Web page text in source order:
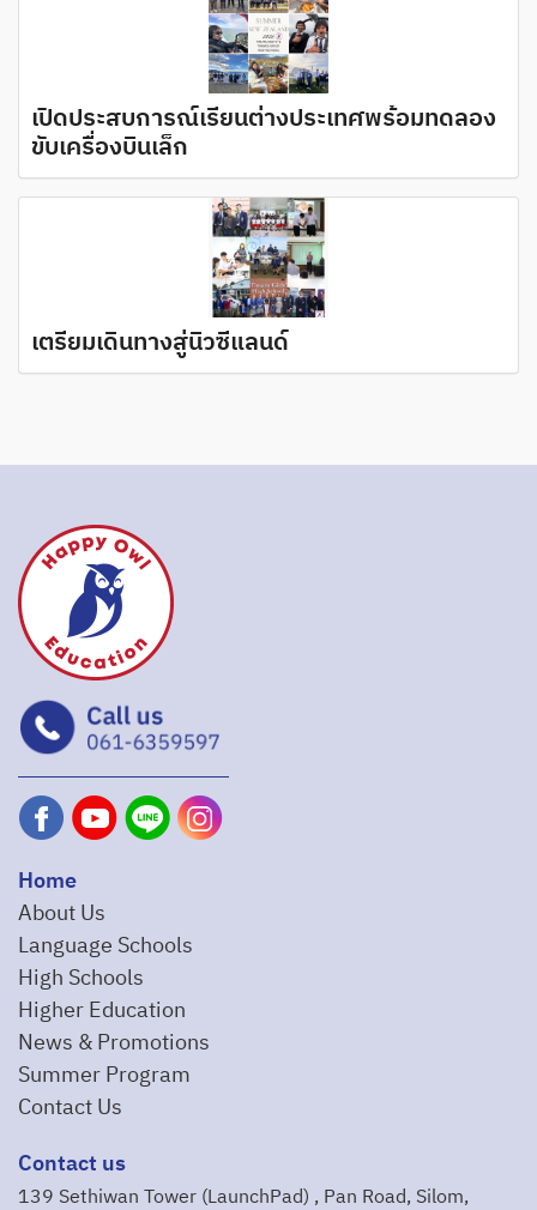
เปิดประสบการณ์เรียนต่างประเทศพร้อมทดลอง
ขับเครื่องบินเล็ก
เตรียมเดินทางสู่นิวซีแลนด์
Home
About Us
Language Schools
High Schools
Higher Education
News & Promotions
Summer Program
Contact Us
Contact us
139 Sethiwan Tower (LaunchPad) , Pan Road, Silom,